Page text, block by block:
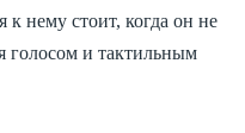
к нему стоит, когда он не
голосом и тактильным